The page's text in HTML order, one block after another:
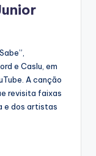
e Caslu, em
A canção
revisita faixas
e dos artistas